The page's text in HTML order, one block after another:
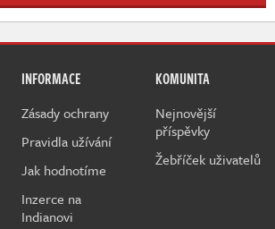
INFORMACE
Zásady ochrany
Pravidla užívání
Jak hodnotíme
Inzerce na
Indianovi
KOMUNITA
Nejnovější
příspěvky
Žebříček uživatelů